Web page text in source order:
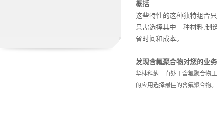
概括
这些特性的这种独特组合
只需选择其中一种材料,制
省时间和成本。
发现含氟聚合物对您的业
华林科纳一直处于含氟聚合物
的应用选择最佳的含氟聚合物。